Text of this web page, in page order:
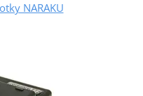
NARAKU